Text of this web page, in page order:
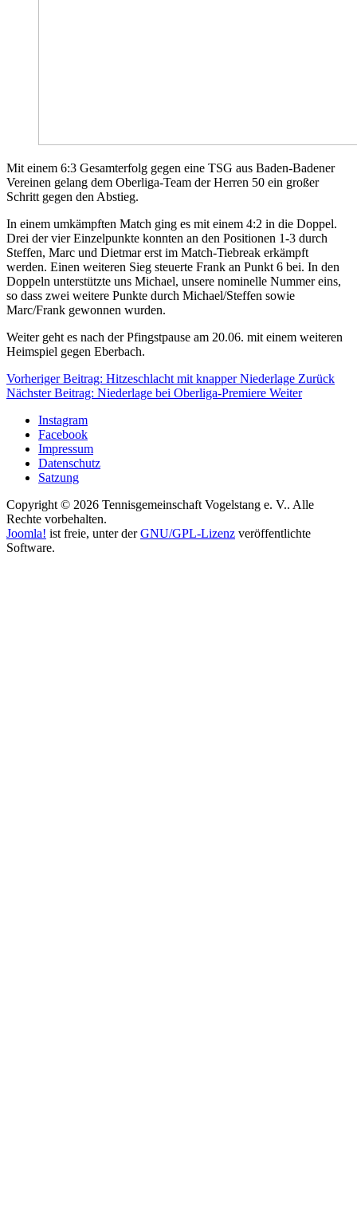
Mit einem 6:3 Gesamterfolg gegen eine TSG aus Baden-Badener
Vereinen gelang dem Oberliga-Team der Herren 50 ein großer
Schritt gegen den Abstieg.
In einem umkämpften Match ging es mit einem 4:2 in die Doppel.
Drei der vier Einzelpunkte konnten an den Positionen 1-3 durch
Steffen, Marc und Dietmar erst im Match-Tiebreak erkämpft
werden. Einen weiteren Sieg steuerte Frank an Punkt 6 bei. In den
Doppeln unterstützte uns Michael, unsere nominelle Nummer eins,
so dass zwei weitere Punkte durch Michael/Steffen sowie
Marc/Frank gewonnen wurden.
Weiter geht es nach der Pfingstpause am 20.06. mit einem weiteren
Heimspiel gegen Eberbach.
Vorheriger Beitrag: Hitzeschlacht mit knapper Niederlage Zurück
Nächster Beitrag: Niederlage bei Oberliga-Premiere Weiter
Instagram
Facebook
Impressum
Datenschutz
Satzung
Copyright © 2026 Tennisgemeinschaft Vogelstang e. V.. Alle
Rechte vorbehalten.
Joomla! ist freie, unter derGNU/GPL-Lizenz veröffentlichte
Software.